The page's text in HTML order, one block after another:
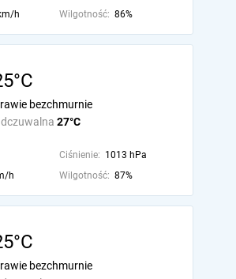
h Wilgotność: 86%
27°C
bezchmurnie
Ciśnienie: 1013 hPa
h Wilgotność: 87%
bezchmurnie